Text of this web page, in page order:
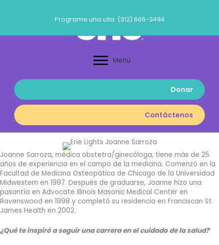
Programe una cita: (312) 666-3494
Menú
Donar
Contáctenos
Joanne Sarroza, médica obstetra/ginecóloga, tiene más de 25
años de experiencia en el campo de la medicina. Comenzó en la
Facultad de Medicina Osteopática de Chicago de la Universidad
Midwestern en 1997. Después de graduarse, Joanne hizo una
pasantía en Advocate Illinois Masonic Medical Center en
Ravenswood en 1998 y completó su residencia en Franciscan St.
James Health en 2002.
¿Qué te inspiró a seguir una carrera en el cuidado de la salud?